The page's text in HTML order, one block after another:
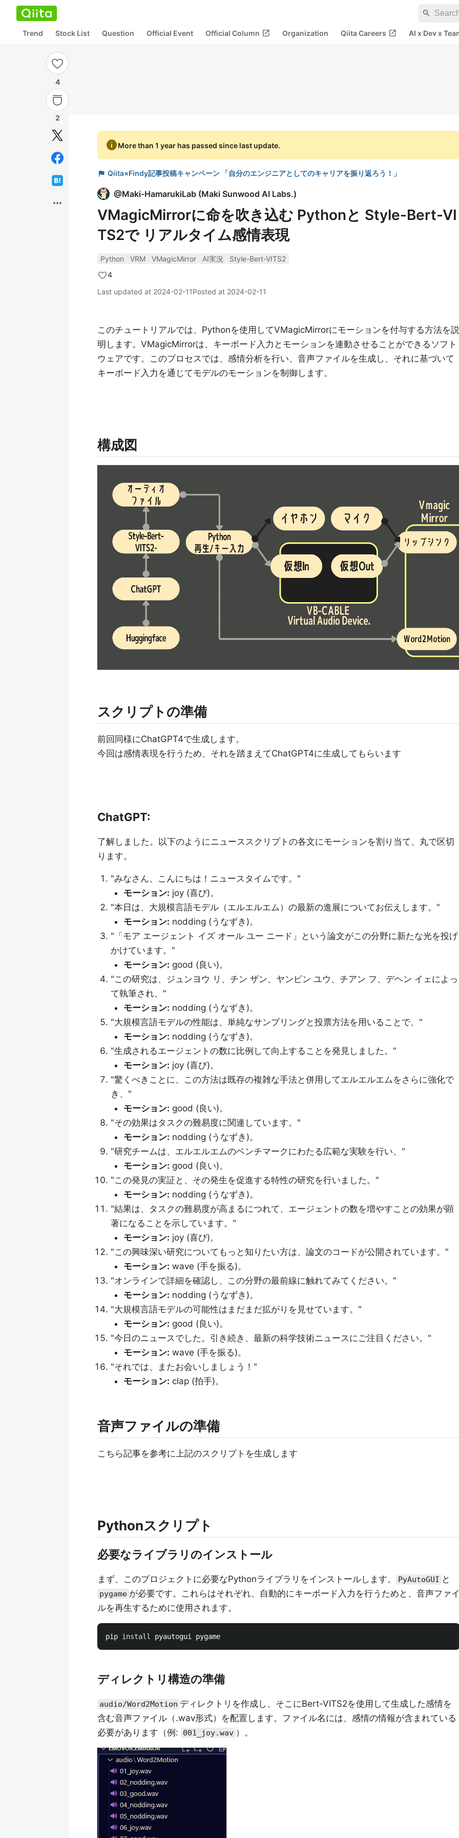
search
Trend Stock List Question Official Event Official Column open_in_new Organization Qiita Careers open_in_new AI x Dev x
4
2
more_horiz
infoMore than 1 year has passed since last update.
flag Qiita×Findy記事投稿キャンペーン 「自分のエンジニアとしてのキャリアを振り返ろう！」
@Maki-HamarukiLab (Maki Sunwood AI Labs.)
VMagicMirrorに命を吹き込む Pythonと Style-Bert-VI
TS2で リアルタイム感情表現
Python VRM VMagicMirror AI実況
Style-Bert-VITS2
4
Last updated at 2024-02-11Posted at 2024-02-11
このチュートリアルでは、Pythonを使用してVMagicMirrorにモーションを付与する方法を説
明します。VMagicMirrorは、キーボード入力とモーションを連動させることができるソフト
ウェアです。このプロセスでは、感情分析を行い、音声ファイルを生成し、それに基づいて
キーボード入力を通じてモデルのモーションを制御します。
構成図
スクリプトの準備
前回同様にChatGPT4で生成します。
今回は感情表現を行うため、それを踏まえてChatGPT4に生成してもらいます
ChatGPT:
了解しました。以下のようにニューススクリプトの各文にモーションを割り当て、丸で区切
ります。
"みなさん、こんにちは！ニュースタイムです。"
モーション: joy (喜び)。
"本日は、大規模言語モデル（エルエルエム）の最新の進展についてお伝えします。"
モーション: nodding (うなずき)。
"「モア エージェント イズ オール ユー ニード」という論文がこの分野に新たな光を投げ
かけています。"
モーション: good (良い)。
"この研究は、ジュンヨウ リ、チン ザン、ヤンビン ユウ、チアン フ、デヘン イェによっ
て執筆され、"
モーション: nodding (うなずき)。
"大規模言語モデルの性能は、単純なサンプリングと投票方法を用いることで、"
モーション: nodding (うなずき)。
"生成されるエージェントの数に比例して向上することを発見しました。"
モーション: joy (喜び)。
"驚くべきことに、この方法は既存の複雑な手法と併用してエルエルエムをさらに強化で
き、"
モーション: good (良い)。
"その効果はタスクの難易度に関連しています。"
モーション: nodding (うなずき)。
"研究チームは、エルエルエムのベンチマークにわたる広範な実験を行い、"
モーション: good (良い)。
"この発見の実証と、その発生を促進する特性の研究を行いました。"
モーション: nodding (うなずき)。
"結果は、タスクの難易度が高まるにつれて、エージェントの数を増やすことの効果が顕
著になることを示しています。"
モーション: joy (喜び)。
"この興味深い研究についてもっと知りたい方は、論文のコードが公開されています。"
モーション: wave (手を振る)。
"オンラインで詳細を確認し、この分野の最前線に触れてみてください。"
モーション: nodding (うなずき)。
"大規模言語モデルの可能性はまだまだ拡がりを見せています。"
モーション: good (良い)。
"今日のニュースでした。引き続き、最新の科学技術ニュースにご注目ください。"
モーション: wave (手を振る)。
"それでは、またお会いしましょう！"
モーション: clap (拍手)。
音声ファイルの準備
こちら記事を参考に上記のスクリプトを生成します
Pythonスクリプト
必要なライブラリのインストール
まず、このプロジェクトに必要なPythonライブラリをインストールします。 PyAutoGUI と
pygame が必要です。これらはそれぞれ、自動的にキーボード入力を行うためと、音声ファ
ルを再生するために使用されます。
pip install
ディレクトリ構造の準備
audio/Word2Motion ディレクトリを作成し、そこにBert-VITS2を使用して生成した感情を
含む音声ファイル（.wav形式）を配置します。ファイル名には、感情の情報が含まれている
必要があります（例:
001_joy.wav ）。